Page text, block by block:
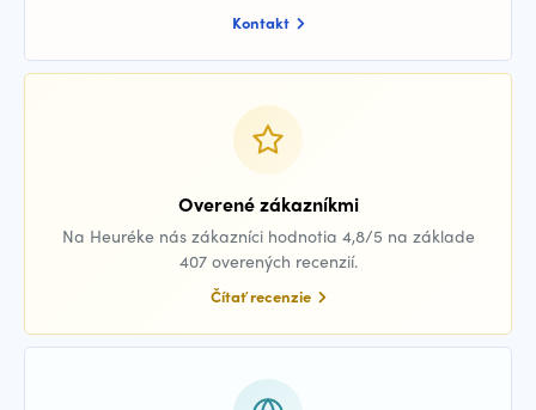
Kontakt
Overené zákazníkmi
Na Heuréke nás zákazníci hodnotia 4,8/5 na základe
407 overených recenzií.
Čítať recenzie